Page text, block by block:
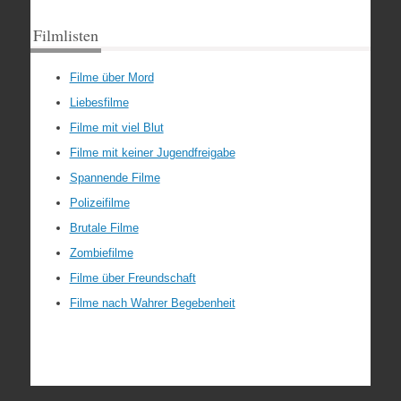
Filmlisten
Filme über Mord
Liebesfilme
Filme mit viel Blut
Filme mit keiner Jugendfreigabe
Spannende Filme
Polizeifilme
Brutale Filme
Zombiefilme
Filme über Freundschaft
Filme nach Wahrer Begebenheit